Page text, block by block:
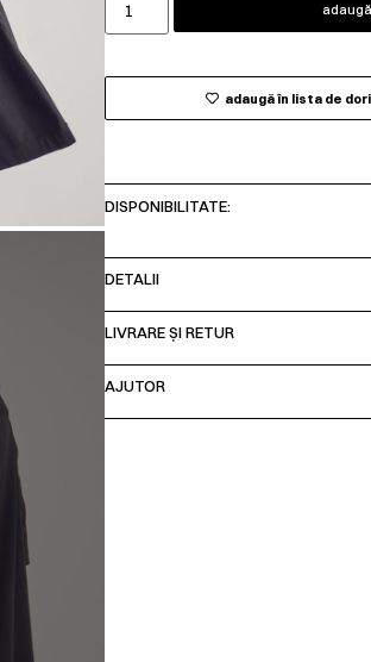
adaugă în lista de
DISPONIBILITATE:
DETALII
LIVRARE ȘI RETUR
AJUTOR